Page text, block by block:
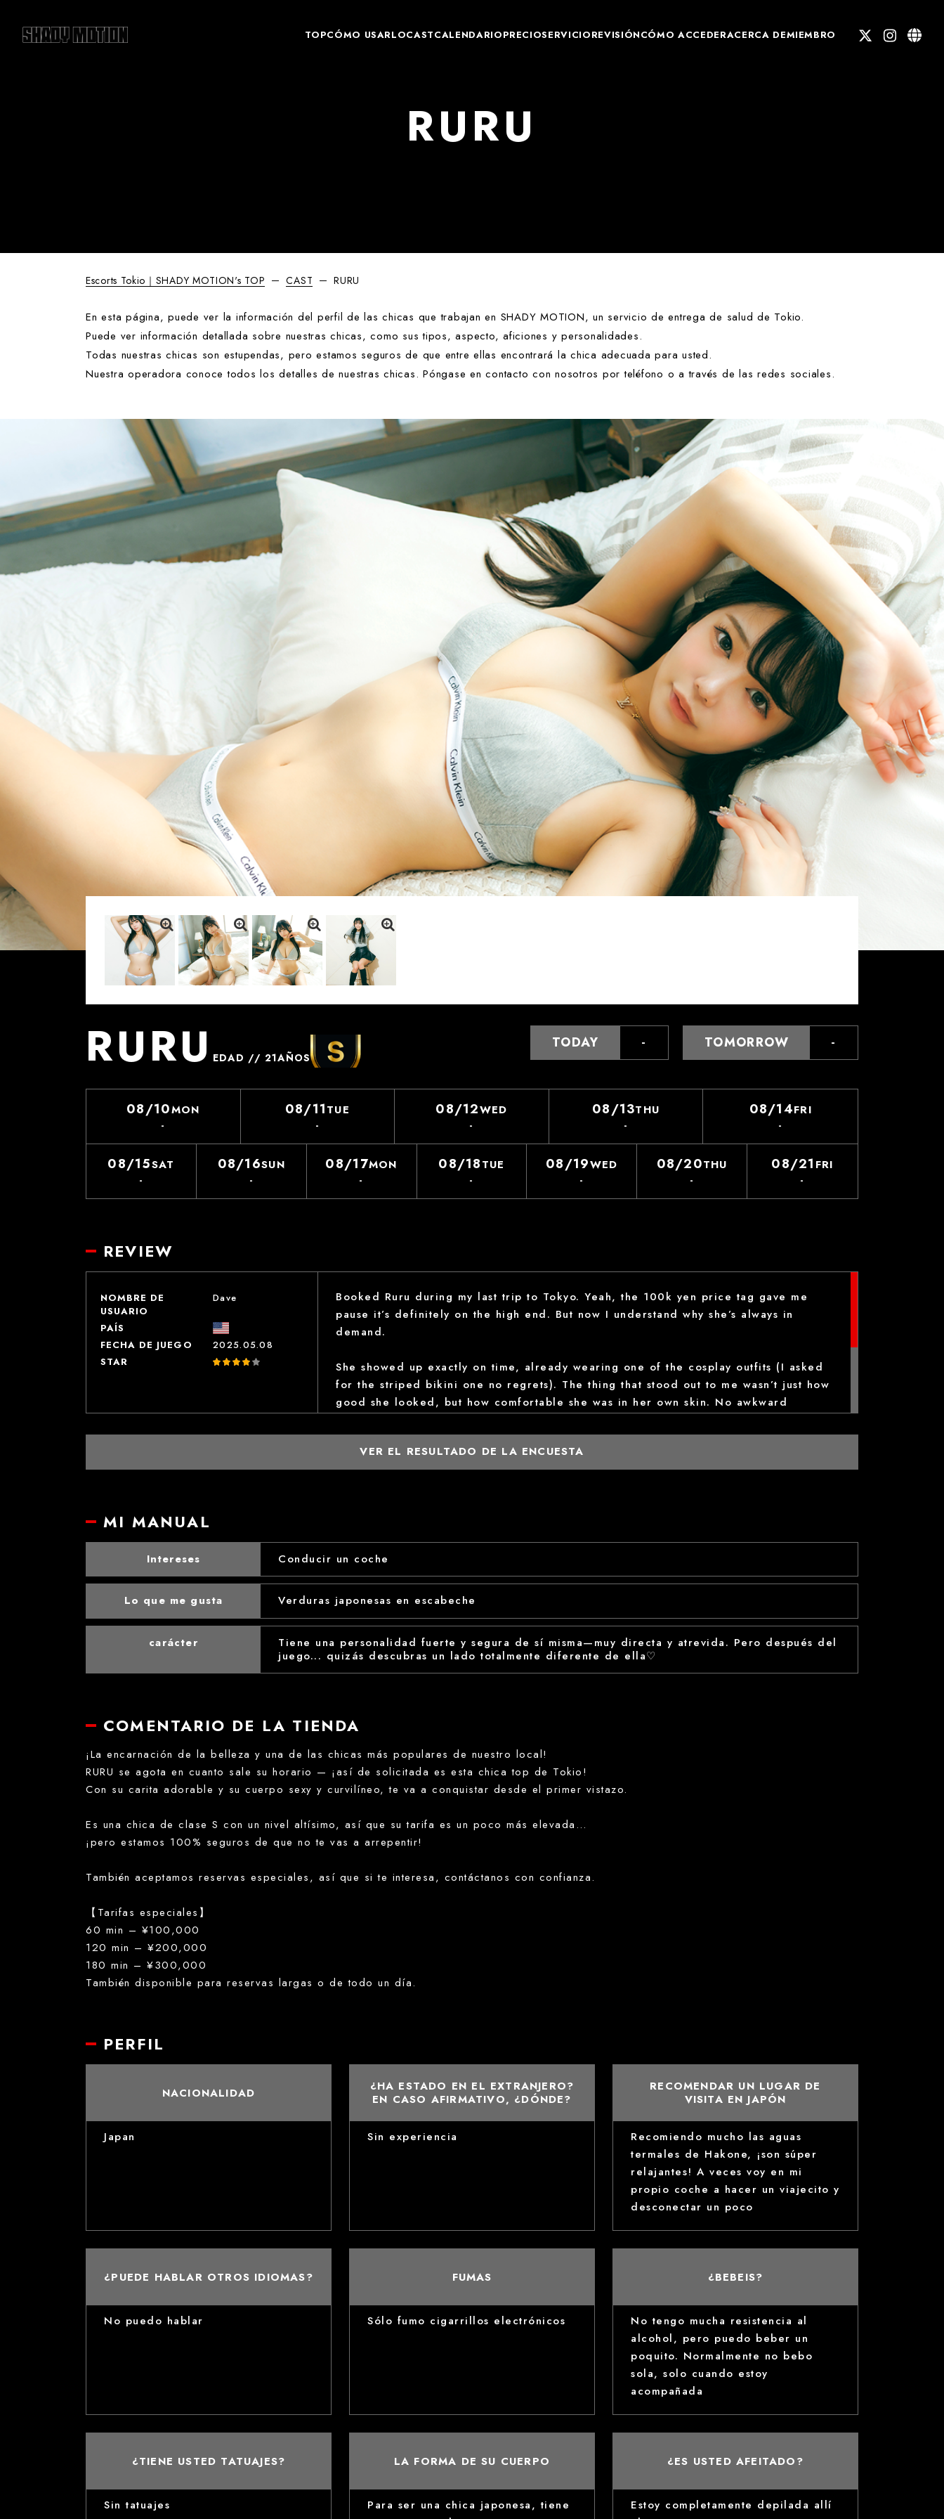
TOPCÓMO USARLOCASTCALENDARIOPRECIOSERVICIOREVISIÓNCÓMO ACCEDERACERCA DEMIEMBRO
RURU
Escorts Tokio｜SHADY MOTION's TOP CAST RURU
En esta página, puede ver la información del perfil de las chicas que trabajan en SHADY MOTION, un servicio de entrega de salud de Tokio.
Puede ver información detallada sobre nuestras chicas, como sus tipos, aspecto, aficiones y personalidades.
Todas nuestras chicas son estupendas, pero estamos seguros de que entre ellas encontrará la chica adecuada para usted.
Nuestra operadora conoce todos los detalles de nuestras chicas. Póngase en contacto con nosotros por teléfono o a través de las redes sociales.
RURU EDAD // 21AÑOS
TODAY - TOMORROW -
08/10MON
-
08/11TUE
-
08/12WED
-
08/13THU
-
08/14FRI
-
08/15SAT
-
08/16SUN
-
08/17MON
-
08/18TUE
-
08/19WED
-
08/20THU
-
08/21 FRI
-
REVIEW
NOMBRE DE
USUARIO
Dave
PAÍS
FECHA DE JUEGO
2025.05.08
STAR
Booked Ruru during my last trip to Tokyo. Yeah, the 100k yen price tag gave me
pause it’s definitely on the high end. But now I understand why she’s always in
demand.
She showed up exactly on time, already wearing one of the cosplay outfits (I asked
for the striped bikini one no regrets). The thing that stood out to me wasn’t just how
good she looked, but how comfortable she was in her own skin. No awkward
it didn’t feel rushed or fake like some other high-end girls I’ve seen in Japan.
VER EL RESULTADO DE LA ENCUESTA
MI MANUAL
Intereses Conducir un coche
Lo que me gusta Verduras japonesas en escabeche
carácter
Tiene una personalidad fuerte y segura de sí misma—muy directa y atrevida. Pero después del
juego... quizás descubras un lado totalmente diferente de ella♡
COMENTARIO DE LA TIENDA
¡La encarnación de la belleza y una de las chicas más populares de nuestro local!
RURU se agota en cuanto sale su horario — ¡así de solicitada es esta chica top de Tokio!
Con su carita adorable y su cuerpo sexy y curvilíneo, te va a conquistar desde el primer vistazo.
Es una chica de clase S con un nivel altísimo, así que su tarifa es un poco más elevada…
¡pero estamos 100% seguros de que no te vas a arrepentir!
También aceptamos reservas especiales, así que si te interesa, contáctanos con confianza.
【Tarifas especiales】
60 min – ¥100,000
120 min – ¥200,000
180 min – ¥300,000
También disponible para reservas largas o de todo un día.
PERFIL
NACIONALIDAD
Japan
¿HA ESTADO EN EL EXTRANJERO?
EN CASO AFIRMATIVO, ¿DÓNDE?
Sin experiencia
RECOMENDAR UN LUGAR DE
VISITA EN JAPÓN
Recomiendo mucho las aguas
termales de Hakone, ¡son súper
relajantes! A veces voy en mi
propio coche a hacer un viajecito y
desconectar un poco
¿PUEDE HABLAR OTROS IDIOMAS?
No puedo hablar
FUMAS
Sólo fumo cigarrillos electrónicos
¿BEBEIS?
No tengo mucha resistencia al
alcohol, pero puedo beber un
poquito. Normalmente no bebo
sola, solo cuando estoy
acompañada
¿TIENE USTED TATUAJES?
Sin tatuajes
LA FORMA DE SU CUERPO
Para ser una chica japonesa, tiene
¿ES USTED AFEITADO?
Estoy completamente depilada allí